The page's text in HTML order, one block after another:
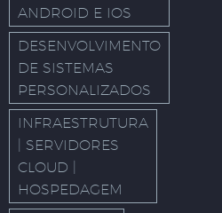
ANDROID E IOS
DESENVOLVIMENTO
DE SISTEMAS
PERSONALIZADOS
INFRAESTRUTURA
| SERVIDORES
CLOUD |
HOSPEDAGEM